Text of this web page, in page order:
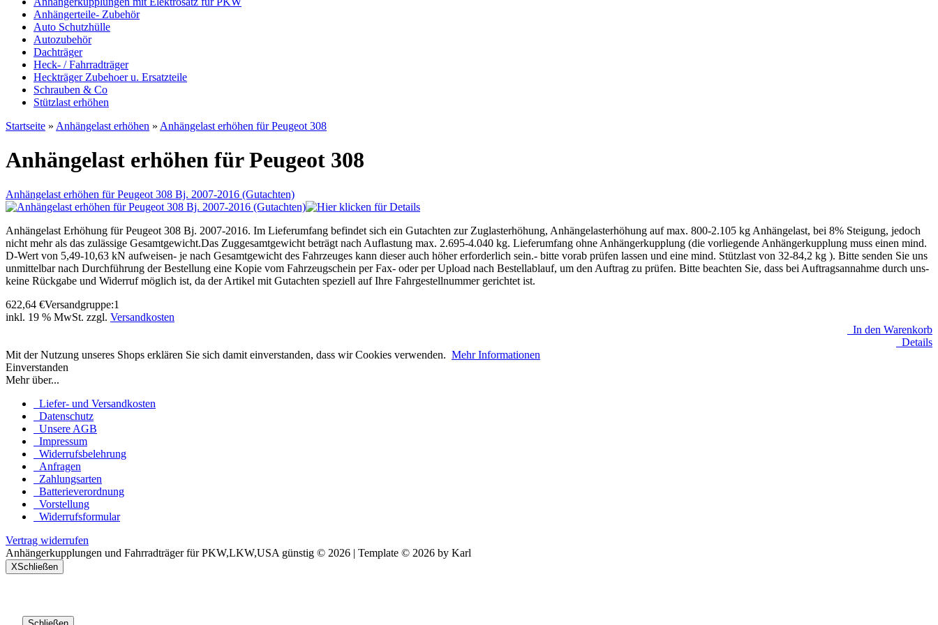
Anhängerteile- Zubehör
Auto Schutzhülle
Autozubehör
Dachträger
Heck- / Fahrradträger
Heckträger Zubehoer u. Ersatzteile
Schrauben & Co
Stützlast erhöhen
Startseite » Anhängelast erhöhen » Anhängelast erhöhen für Peugeot 308
Anhängelast erhöhen für Peugeot 308
Anhängelast erhöhen für Peugeot 308 Bj. 2007-2016 (Gutachten)
Anhängelast Erhöhung für Peugeot 308 Bj. 2007-2016. Im Lieferumfang befindet sich ein Gutachten zur Zuglasterhöhung, Anhängelasterhöhung auf max. 800-2.105 kg Anhängelast, bei 8% Steigung, jedoch
nicht mehr als das zulässige Gesamtgewicht.Das Zuggesamtgewicht beträgt nach Auflastung max. 2.695-4.040 kg. Lieferumfang ohne Anhängerkupplung (die vorliegende Anhängerkupplung muss einen mind.
D-Wert von 5,49-10,63 kN aufweisen- je nach Gesamtgewicht des Fahrzeuges kann dieser auch höher erforderlich sein.- bitte vorab prüfen lassen und eine mind. Stützlast von 32-84,2 kg ). Bitte senden Sie uns
unmittelbar nach Durchführung der Bestellung eine Kopie vom Fahrzeugschein per Fax- oder per Upload nach Bestellablauf, um den Auftrag zu prüfen. Bitte beachten Sie, dass bei Auftragsannahme durch uns-
keine Rückgabe und Widerruf möglich ist, da der Artikel mit Gutachten speziell auf Ihre Fahrgestellnummer gerichtet ist.
622,64 €Versandgruppe:1
inkl. 19 % MwSt. zzgl. Versandkosten
In den Warenkorb
Details
Mit der Nutzung unseres Shops erklären Sie sich damit einverstanden, dass wir Cookies verwenden. Mehr Informationen
Einverstanden
Mehr über...
Liefer- und Versandkosten
Datenschutz
Unsere AGB
Impressum
Widerrufsbelehrung
Anfragen
Zahlungsarten
Batterieverordnung
Vorstellung
Widerrufsformular
Vertrag widerrufen
Anhängerkupplungen und Fahrradträger für PKW,LKW,USA günstig © 2026 | Template © 2026 by Karl
XSchließen